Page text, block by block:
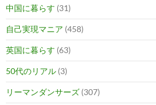
中国に暮らす (31)
自己実現マニア (458)
英国に暮らす (63)
50代のリアル (3)
リーマンダンサーズ (307)